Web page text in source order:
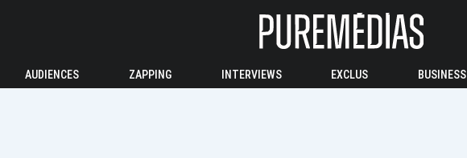
AUDIENCES ZAPPING INTERVIEWS EXCLUS BUSINESS